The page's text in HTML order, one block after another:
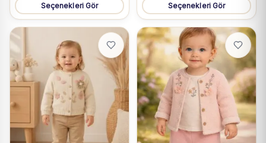
Seçenekleri Gör Seçenekleri Gör